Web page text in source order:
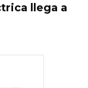
llega a